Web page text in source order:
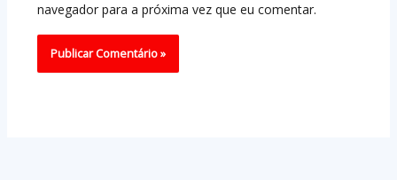
navegador para a próxima vez que eu comentar.